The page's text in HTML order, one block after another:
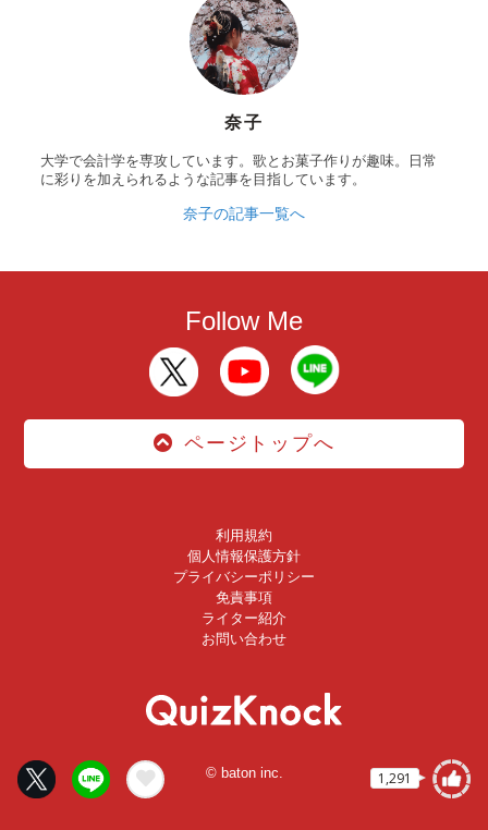
1,291
奈子
大学で会計学を専攻しています。歌とお菓子作りが趣味。日常
に彩りを加えられるような記事を目指しています。
奈子の記事一覧へ
Follow Me
ページトップへ
利用規約
個人情報保護方針
プライバシーポリシー
免責事項
ライター紹介
お問い合わせ
© baton inc.